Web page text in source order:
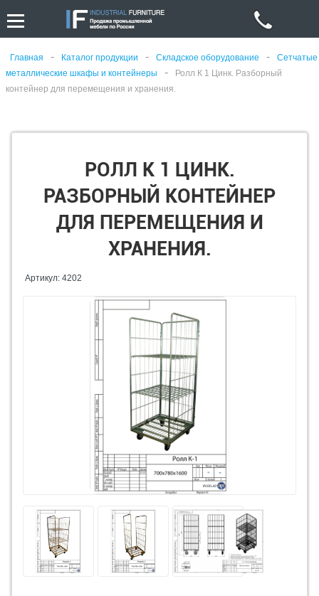
Главная - Каталог продукции - Складское оборудование -
Сетчатые
металлические шкафы и контейнеры
-
Ролл К 1 Цинк. Разборный
контейнер для перемещения и хранения.
РОЛЛ К 1 ЦИНК.
РАЗБОРНЫЙ КОНТЕЙНЕР
ДЛЯ ПЕРЕМЕЩЕНИЯ И
ХРАНЕНИЯ.
Артикул: 4202